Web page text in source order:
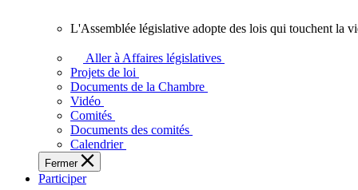
l'Ontario.
législative
adopte
touchent
vie
des
Ontariennes
L'Assemblée législative adopte des lois qui touchent la
Aller à Affaires législatives
Projets de loi
Documents de la Chambre
Vidéo
Comités
Documents des comités
Calendrier
Fermer
Participer